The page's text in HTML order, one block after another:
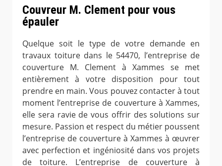
Couvreur M. Clement pour vous
épauler
Quelque soit le type de votre demande en
travaux toiture dans le 54470, l’entreprise de
couverture M. Clement à Xammes se met
entièrement à votre disposition pour tout
prendre en main. Vous pouvez contacter à tout
moment l’entreprise de couverture à Xammes,
elle sera ravie de vous offrir des solutions sur
mesure. Passion et respect du métier poussent
l’entreprise de couverture à Xammes à œuvrer
avec perfection et ingéniosité dans vos projets
de toiture. L’entreprise de couverture à